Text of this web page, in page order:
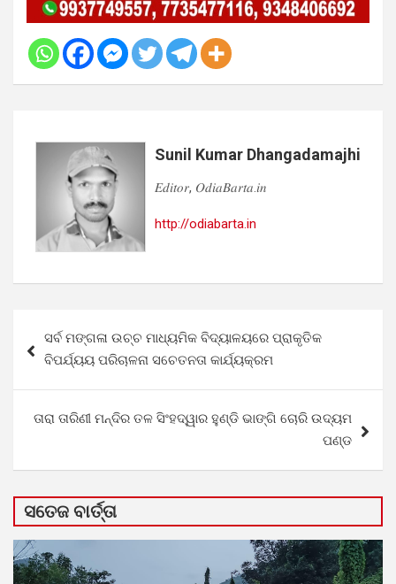
Sunil Kumar Dhangadamajhi
𝐸𝑑𝑖𝑡𝑜𝑟, 𝑂𝑑𝑖𝑎𝐵𝑎𝑟𝑡𝑎.𝑖𝑛
http://odiabarta.in
navigation
ସର୍ବ ମଙ୍ଗଳା ଉଚ୍ଚ ମାଧ୍ୟମିକ ବିଦ୍ୟାଳୟରେ ପ୍ରାକୃତିକ
ବିପର୍ଯ୍ୟୟ ପରିଚାଳନା ସଚେତନତା କାର୍ଯ୍ୟକ୍ରମ
ତାରା ତାରିଣୀ ମନ୍ଦିର ତଳ ସିଂହଦ୍ୱାର ହୁଣ୍ଡି ଭାଙ୍ଗି ଚୋରି ଉଦ୍ୟମ
ପଣ୍ଡ
ସତେଜ ବାର୍ତ୍ତା